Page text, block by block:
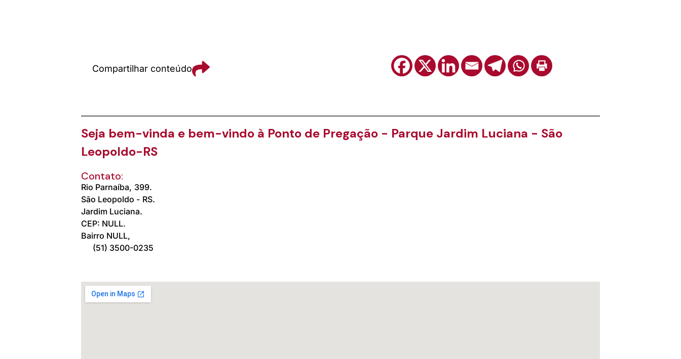
Compartilhar conteúdo
Seja bem-vinda e bem-vindo à Ponto de Pregação - Parque Jardim Luciana - São
Leopoldo-RS
Contato:
Rio Parnaíba, 399.
São Leopoldo - RS.
Jardim Luciana.
CEP: NULL.
Bairro NULL,
(51) 3500-0235